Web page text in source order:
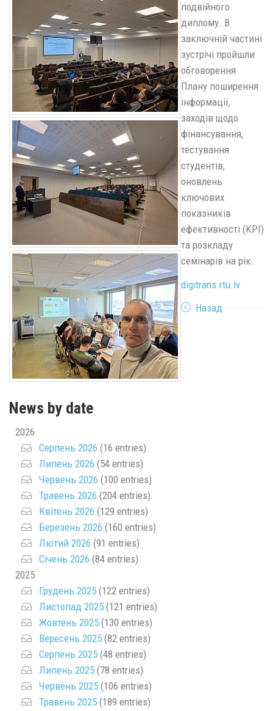
подвійного
диплому. В
заключній частині
зустрічі пройшли
обговорення
Плану поширення
інформації,
заходів щодо
фінансування,
тестування
студентів,
оновлень
ключових
показників
ефективності (KPI)
та розкладу
семінарів на рік.
digitrans.rtu.lv
Назад
News by date
2026
Серпень 2026 (16 entries)
Липень 2026 (54 entries)
Червень 2026 (100 entries)
Травень 2026 (204 entries)
Квітень 2026 (129 entries)
Березень 2026 (160 entries)
Лютий 2026 (91 entries)
Січень 2026 (84 entries)
2025
Грудень 2025 (122 entries)
Листопад 2025 (121 entries)
Жовтень 2025 (130 entries)
Вересень 2025 (82 entries)
Серпень 2025 (48 entries)
Липень 2025 (78 entries)
Червень 2025 (106 entries)
Травень 2025 (189 entries)